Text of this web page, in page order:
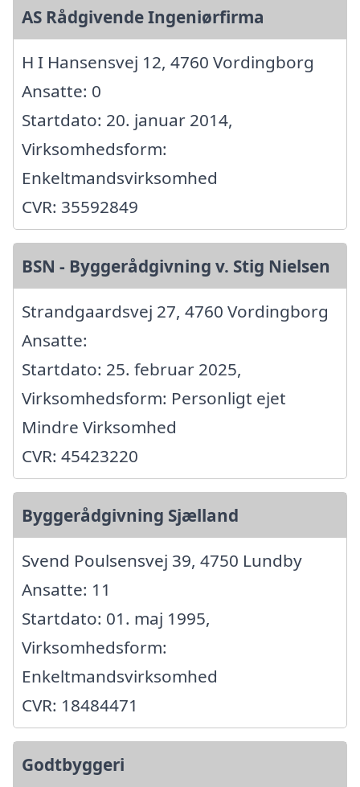
AS Rådgivende Ingeniørfirma
H I Hansensvej 12, 4760 Vordingborg
Ansatte: 0
Startdato: 20. januar 2014,
Virksomhedsform:
Enkeltmandsvirksomhed
CVR: 35592849
BSN - Byggerådgivning v. Stig Nielsen
Strandgaardsvej 27, 4760 Vordingborg
Ansatte:
Startdato: 25. februar 2025,
Virksomhedsform: Personligt ejet
Mindre Virksomhed
CVR: 45423220
Byggerådgivning Sjælland
Svend Poulsensvej 39, 4750 Lundby
Ansatte: 11
Startdato: 01. maj 1995,
Virksomhedsform:
Enkeltmandsvirksomhed
CVR: 18484471
Godtbyggeri